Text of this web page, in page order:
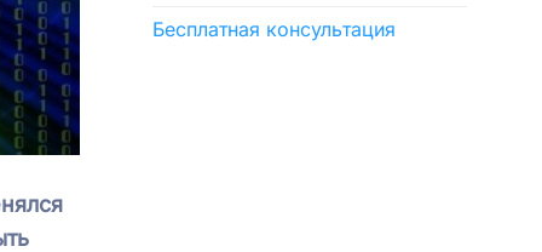
Бесплатная консультация